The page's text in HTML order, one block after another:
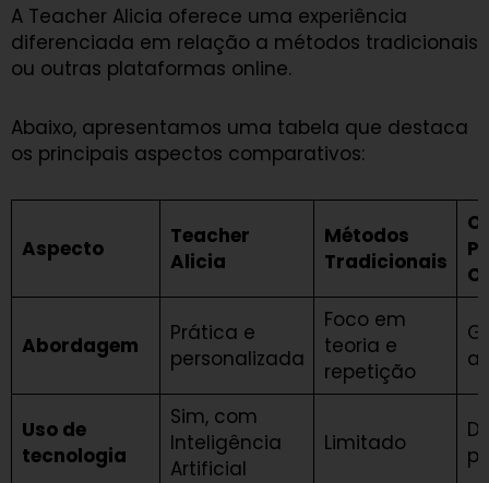
A Teacher Alicia oferece uma experiência
diferenciada em relação a métodos tradicionais
ou outras plataformas online.
Abaixo, apresentamos uma tabela que destaca
os principais aspectos comparativos:
Aspecto
Teacher
Alicia
Métodos
Tradicionais
Abordagem
Prática e
personalizada
Foco em
teoria e
repetição
Uso de
tecnologia
Sim, com
Inteligência
Artificial
Limitado